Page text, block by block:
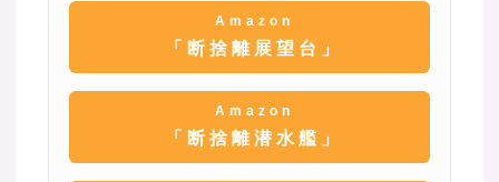
Amazon
「断捨離展望台」
Amazon
「断捨離潜水艦」